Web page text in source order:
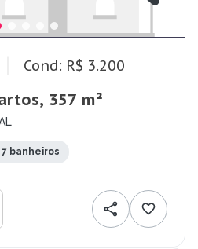
Cond: R$ 3.200
357 m²
7 banheiros